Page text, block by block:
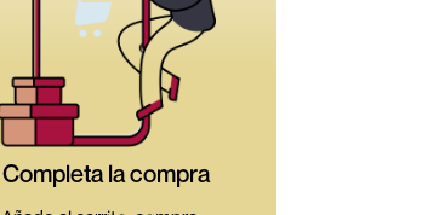
Completa la compra